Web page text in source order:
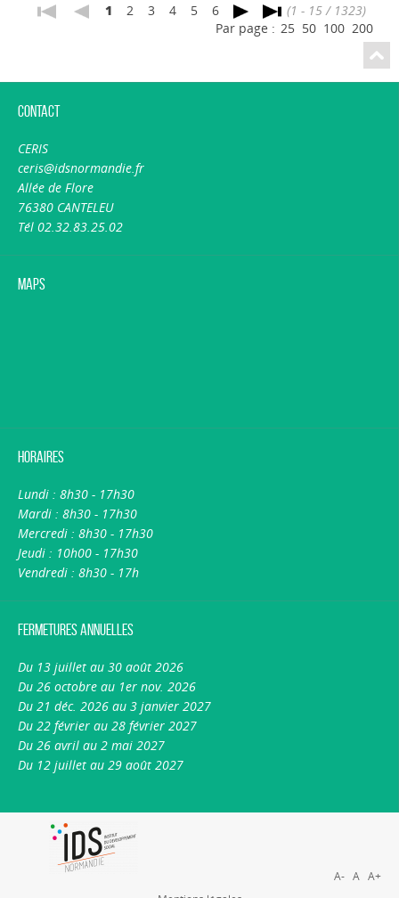
1 2 3 4 5 6
(1 - 15 / 1323)
Par page : 25 50 100 200
Contact
CERIS
ceris@idsnormandie.fr
Allée de Flore
76380 CANTELEU
Tél 02.32.83.25.02
Maps
Horaires
Lundi : 8h30 - 17h30
Mardi : 8h30 - 17h30
Mercredi : 8h30 - 17h30
Jeudi : 10h00 - 17h30
Vendredi : 8h30 - 17h
Fermetures annuelles
Du 13 juillet au 30 août 2026
Du 26 octobre au 1er nov. 2026
Du 21 déc. 2026 au 3 janvier 2027
Du 22 février au 28 février 2027
Du 26 avril au 2 mai 2027
Du 12 juillet au 29 août 2027
A- A A+